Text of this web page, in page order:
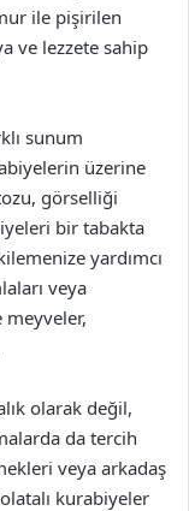
ile pişirilen
ve lezzete sahip
sunum
üzerine
görselliği
bir tabakta
yardımcı
veya
olarak değil,
da tercih
veya arkadaş
kurabiyeler